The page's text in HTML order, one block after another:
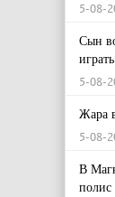
5-08-
Сын
5-08-
Жара
5-08-
В